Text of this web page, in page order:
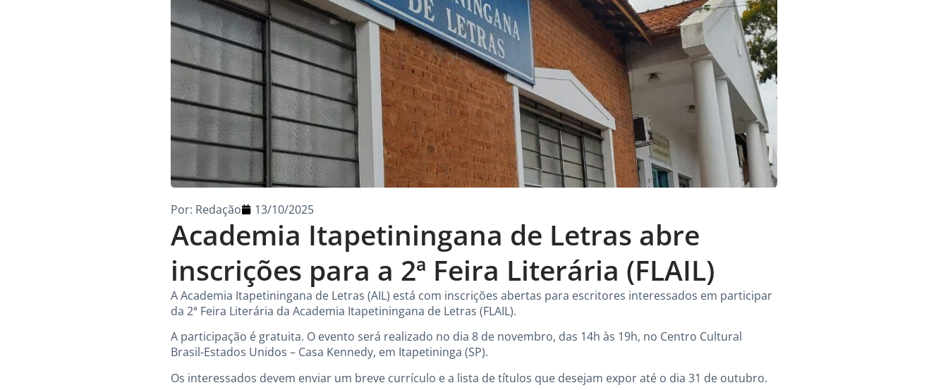
Academia Itapetiningana de Letras abre
inscrições para a 2ª Feira Literária (FLAIL)
Por: Redação 13/10/2025
A Academia Itapetiningana de Letras (AIL) está com inscrições abertas para escritores interessados em participar
da 2ª Feira Literária da Academia Itapetiningana de Letras (FLAIL).
A participação é gratuita. O evento será realizado no dia 8 de novembro, das 14h às 19h, no Centro Cultural
Brasil-Estados Unidos – Casa Kennedy, em Itapetininga (SP).
Os interessados devem enviar um breve currículo e a lista de títulos que desejam expor até o dia 31 de outubro.